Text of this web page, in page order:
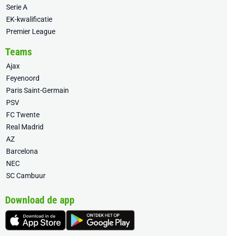
Serie A
EK-kwalificatie
Premier League
Teams
Ajax
Feyenoord
Paris Saint-Germain
PSV
FC Twente
Real Madrid
AZ
Barcelona
NEC
SC Cambuur
Download de app